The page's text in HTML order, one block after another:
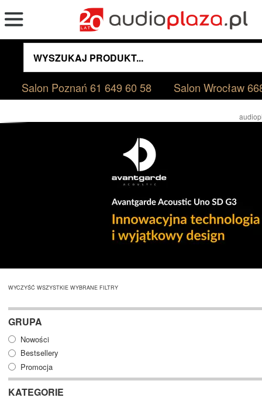
Salon Poznań61 649 60 58 Salon Wrocław
WYCZYŚĆ WSZYSTKIE WYBRANE FILTRY
GRUPA
Nowości
Bestsellery
Promocja
KATEGORIE